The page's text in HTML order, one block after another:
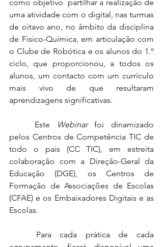
como objetivo  partilhar a realização de
uma atividade com o digital, nas turmas
de oitavo ano, no âmbito da disciplina
de Fisico-Química, em articulação com
o Clube de Robótica e os alunos do 1.º
ciclo, que proporcionou, a todos os
alunos, um contacto com um currículo
mais vivo de que resultaram
aprendizagens significativas.
	Este
Webinar foi dinamizado
pelos Centros de Competência TIC de
todo o país (CC TIC), em estreita
colaboração com a Direção-Geral da
Educação (DGE), os Centros de
Formação de Associações de Escolas
(CFAE) e os Embaixadores Digitais e as
Escolas.